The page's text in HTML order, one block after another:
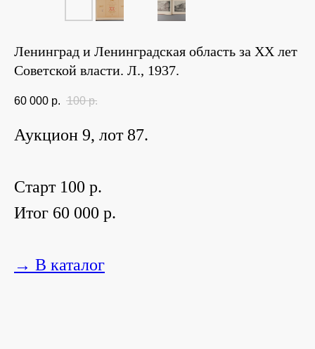
Ленинград и Ленинградская область за ХХ лет
Советской власти. Л., 1937.
60 000 р. 100 р.
Аукцион 9, лот 87.
Старт 100 р.
Итог 60 000 р.
→ В каталог